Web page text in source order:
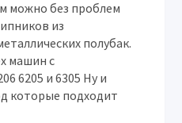
можно без проблем
из
полубак.
машин с
6205 и 6305 Ну и
которые подходит